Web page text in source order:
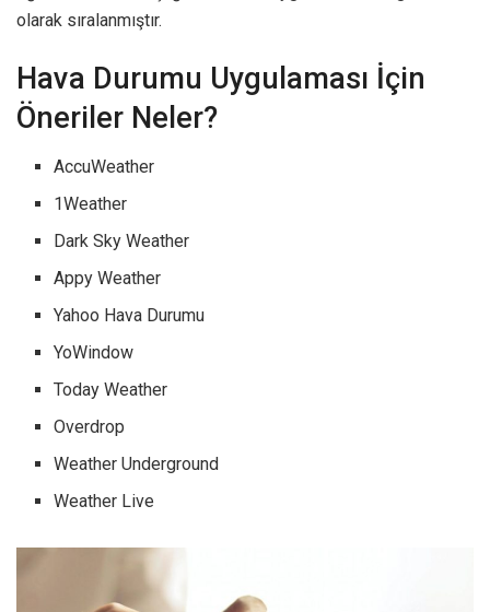
olarak sıralanmıştır.
Hava Durumu Uygulaması İçin
Öneriler Neler?
AccuWeather
1Weather
Dark Sky Weather
Appy Weather
Yahoo Hava Durumu
YoWindow
Today Weather
Overdrop
Weather Underground
Weather Live